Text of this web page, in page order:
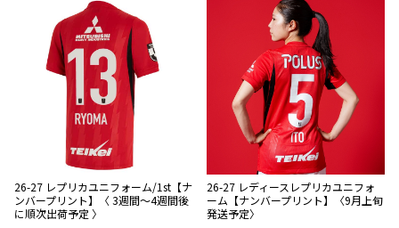
数量
限定
受注
商品
26-27 レプリカユニフォーム/1st【ナ
ンバープリント】〈 3週間〜4週間後
に順次出荷予定 〉
数量
限定
26-27 レディースレプリカユニフォ
ーム【ナンバープリント】〈9月上旬
発送予定〉